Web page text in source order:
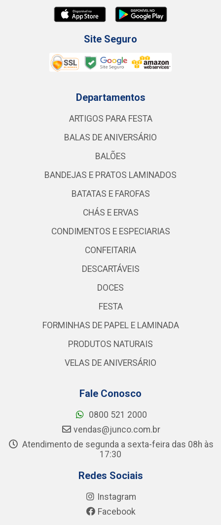
Site Seguro
Departamentos
ARTIGOS PARA FESTA
BALAS DE ANIVERSÁRIO
BALÕES
BANDEJAS E PRATOS LAMINADOS
BATATAS E FAROFAS
CHÁS E ERVAS
CONDIMENTOS E ESPECIARIAS
CONFEITARIA
DESCARTÁVEIS
DOCES
FESTA
FORMINHAS DE PAPEL E LAMINADA
PRODUTOS NATURAIS
VELAS DE ANIVERSÁRIO
Fale Conosco
0800 521 2000
vendas@junco.com.br
Atendimento de segunda a sexta-feira das 08h às
17:30
Redes Sociais
Instagram
Facebook